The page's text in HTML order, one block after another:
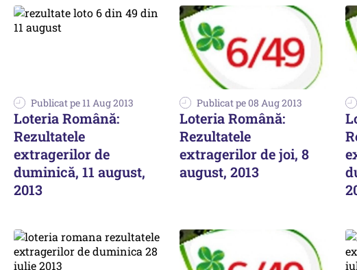
Publicat pe 11 Aug 2013
Loteria Română:
Rezultatele
extragerilor de
duminică, 11 august,
2013
Publicat pe 08 Aug 2013
Loteria Română:
Rezultatele
extragerilor de joi, 8
august, 2013